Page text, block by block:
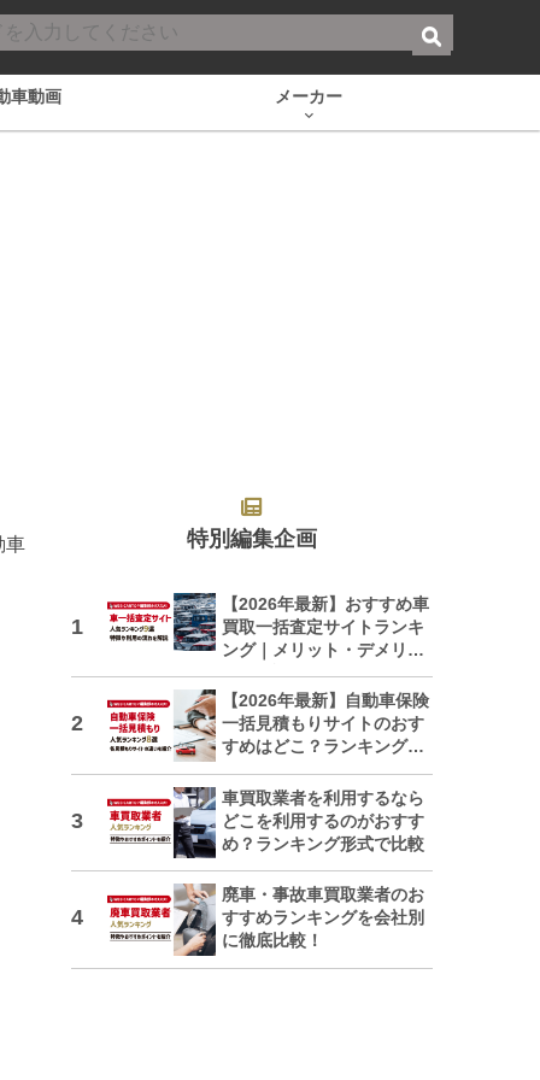
車動画 メーカー
車 特別編集企画
【2026年最新】おすすめ車
買取一括査定サイトランキ
ング｜メリット・デメリッ
トも解説
【2026年最新】自動車保険
一括見積もりサイトのおす
すめはどこ？ランキングで
車買取業者を利用するなら
どこを利用するのがおすす
め？ランキング形式で比較
廃車・事故車買取業者のお
すすめランキングを会社別
に徹底比較！